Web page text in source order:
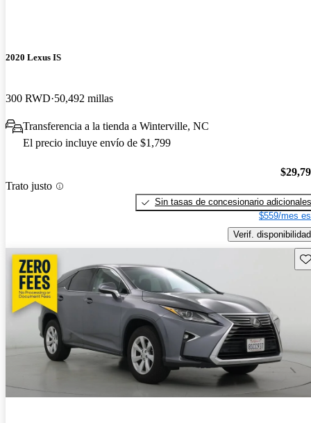
2020 Lexus IS
300 RWD 50,492 millas
Transferencia a la tienda a Winterville, NC
El precio incluye envío de $1,799
Trato justo
Sin tasas de concesionario adicionales
$559/mes
Verif. disponibilidad